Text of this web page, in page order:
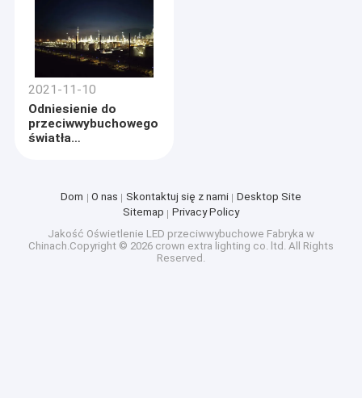
2021-11-10
Odniesienie do
przeciwwybuchowego
światła
Dom O nas Skontaktuj się z nami
Desktop Site
Sitemap
Privacy Policy
Jakość Oświetlenie LED przeciwwybuchowe Fabryka w
Chinach.Copyright © 2026 crown extra lighting co. ltd. All Rights
Reserved.